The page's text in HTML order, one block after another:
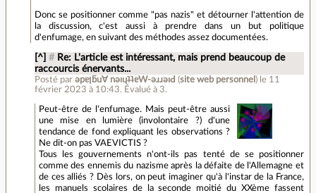
Donc se positionner comme "pas nazis" et détourner l'attention de
la discussion, c'est aussi à prendre dans un but politique
d'enfumage, en suivant des méthodes assez documentées.
[^] # Re: L'article est intéressant, mais prend beaucoup de
raccourcis énervants...
Posté par ǝpɐןƃu∀ nǝıɥʇʇɐW-ǝɹɹǝıԀ (site web personnel ) le 11
février 2023 à 10:43. Évalué à 3.
Peut-être de l'enfumage. Mais peut-être aussi
une mise en lumière (involontaire ?) d'une
tendance de fond expliquant les observations ?
Ne dit-on pas VAEVICTIS ?
Tous les gouvernements n'ont-ils pas tenté de se positionner
comme des ennemis du nazisme après la défaite de l'Allemagne et
de ces alliés ? Dès lors, on peut imaginer qu'à l'instar de la France,
les manuels scolaires de la seconde moitié du XXème fassent